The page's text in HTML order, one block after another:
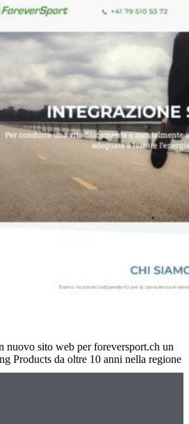
nuovo sito web per foreversport.ch un
Products da oltre 10 anni nella regione